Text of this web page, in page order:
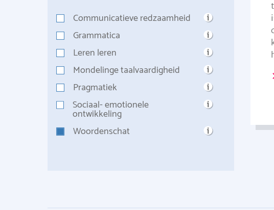
Communicatieve redzaamheid
Grammatica
Leren leren
Mondelinge taalvaardigheid
Pragmatiek
Sociaal- emotionele
ontwikkeling
Woordenschat